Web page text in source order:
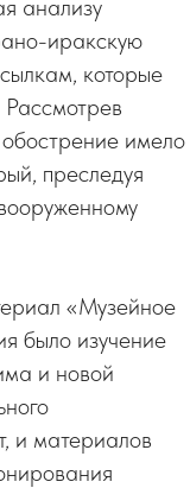
анализу
иракскую
которые
имело
преследуя
«Музейное
было изучение
и новой
и материалов